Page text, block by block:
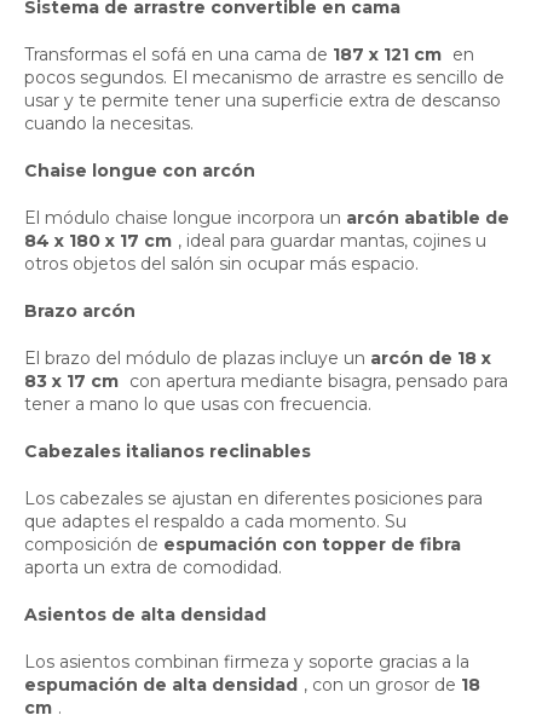
Sistema de arrastre convertible en cama
Transformas el sofá en una cama de 187 x 121 cm en
pocos segundos. El mecanismo de arrastre es sencillo de
usar y te permite tener una superficie extra de descanso
cuando la necesitas.
Chaise longue con arcón
El módulo chaise longue incorpora un arcón abatible de
84 x 180 x 17 cm , ideal para guardar mantas, cojines u
otros objetos del salón sin ocupar más espacio.
Brazo arcón
El brazo del módulo de plazas incluye un arcón de 18 x
83 x 17 cm con apertura mediante bisagra, pensado para
tener a mano lo que usas con frecuencia.
Cabezales italianos reclinables
Los cabezales se ajustan en diferentes posiciones para
que adaptes el respaldo a cada momento. Su
composición de espumación con topper de fibra
aporta un extra de comodidad.
Asientos de alta densidad
Los asientos combinan firmeza y soporte gracias a la
espumación de alta densidad , con un grosor de 18
cm .